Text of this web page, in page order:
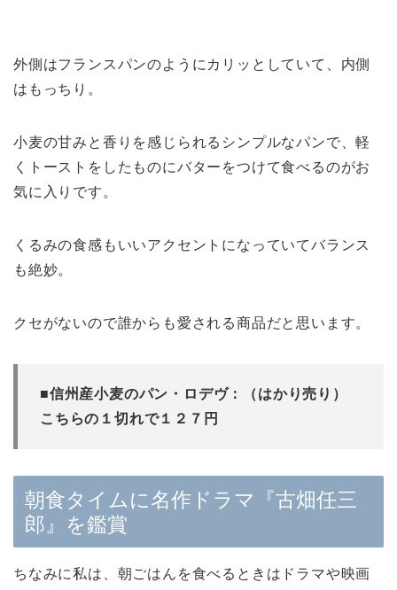
外側はフランスパンのようにカリッとしていて、内側
はもっちり。
小麦の甘みと香りを感じられるシンプルなパンで、軽
くトーストをしたものにバターをつけて食べるのがお
気に入りです。
くるみの食感もいいアクセントになっていてバランス
も絶妙。
クセがないので誰からも愛される商品だと思います。
■信州産小麦のパン・ロデヴ：（はかり売り）
こちらの１切れで１２７円
朝食タイムに名作ドラマ『古畑任三
郎』を鑑賞
ちなみに私は、朝ごはんを食べるときはドラマや映画